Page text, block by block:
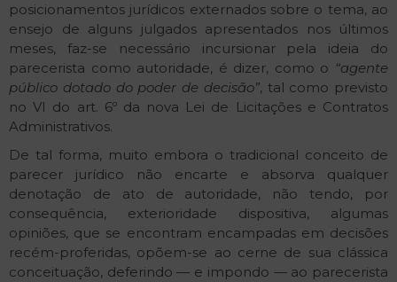
posicionamentos jurídicos externados sobre o tema, ao
ensejo de alguns julgados apresentados nos últimos
meses, faz-se necessário incursionar pela ideia do
parecerista como autoridade, é dizer, como o “agente
público dotado do poder de decisão”, tal como previsto
no VI do art. 6º da nova Lei de Licitações e Contratos
Administrativos.
De tal forma, muito embora o tradicional conceito de
parecer jurídico não encarte e absorva qualquer
denotação de ato de autoridade, não tendo, por
consequência, exterioridade dispositiva, algumas
opiniões, que se encontram encampadas em decisões
recém-proferidas, opõem-se ao cerne de sua clássica
conceituação, deferindo — e impondo — ao parecerista